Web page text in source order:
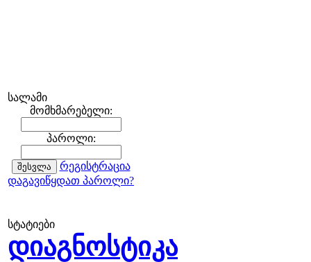
სალამი
მომხმარებელი:
პაროლი:
რეგისტრაცია
დაგავიწყდათ პაროლი?
სტატიები
დიაგნოსტიკა